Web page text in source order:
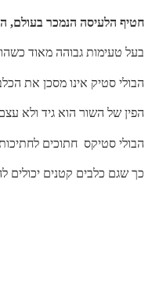
חטיף הלעיסה הנמכר בעולם,
בעל טעימות גבוהה מאוד
הבולי סטיק אינו מסכן את
הפין של השור הוא גיד ולא
הבולי סטיקס חתוכים לחתיכות
כך שגם כלבים קטנים יכולים